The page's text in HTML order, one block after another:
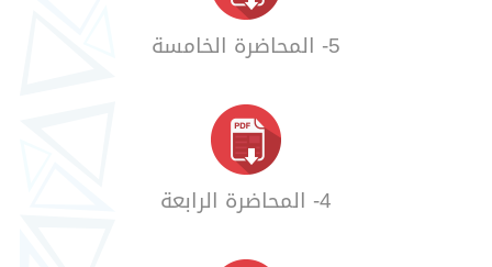
5- المحاضرة الخامسة
4- المحاضرة الرابعة